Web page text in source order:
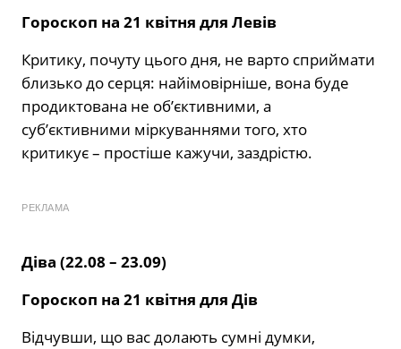
Гороскоп на 21 квітня для Левів
Критику, почуту цього дня, не варто сприймати
близько до серця: найімовірніше, вона буде
продиктована не об’єктивними, а
суб’єктивними міркуваннями того, хто
критикує – простіше кажучи, заздрістю.
РЕКЛАМА
Діва (22.08 – 23.09)
Гороскоп на 21 квітня для Дів
Відчувши, що вас долають сумні думки,